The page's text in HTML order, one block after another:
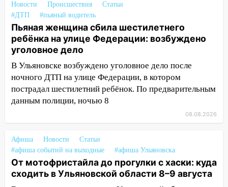
10:11
Директора ульяновской
«Нефтяной топливной компании» будут
судить за неуплату 48,4 млн рублей
налогов
09:28 Дети на дорогах: пострадали
велосипедисты, мотоциклисты и
пешеходы. Обзор крупных аварий в
Ульяновской области
Поджог со свечой, 16 сгоревших
07:50 Какая погоды будет днем 8
августа
06:45 Императорский мост в
Новости Происшествия
Статьи
#ДТП
#пьяный водитель
Пьяная женщина сбила шестилетнего
ребёнка на улице Федерации: возбуждено
уголовное дело
В Ульяновске возбуждено уголовное дело после
ночного ДТП на улице Федерации, в котором
пострадал шестилетний ребёнок. По предварительным
данным полиции, ночью 8
08.08.2026
Афиша Новости
Статьи
#афиша событий на выходные
#афиша Ульяновска
От мотофристайла до прогулки с хаски: куда
сходить в Ульяновской области 8–9 августа